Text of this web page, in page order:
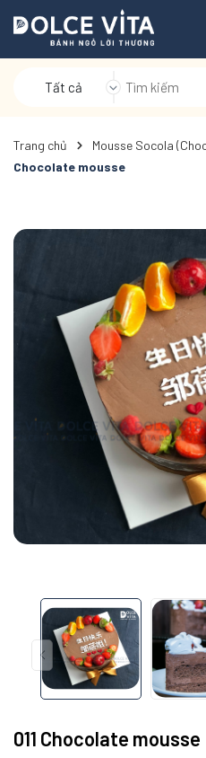
Tất cả
Trang chủ Mousse Socola
Chocolate mousse
011 Chocolate mousse